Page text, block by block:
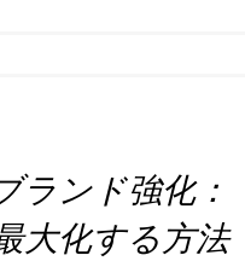
ンとは違い、ファンとの
ンや、ファン限定のイベン
どが挙げられます。 この
ブランドの「応援者」に
ランド強化：
大化する方法